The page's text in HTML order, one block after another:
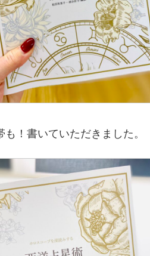
も！書いていただきました。